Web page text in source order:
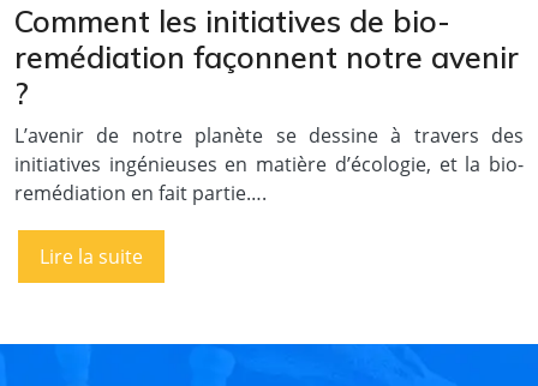
Comment les initiatives de bio-
remédiation façonnent notre avenir
?
L’avenir de notre planète se dessine à travers des
initiatives ingénieuses en matière d’écologie, et la bio-
remédiation en fait partie….
Lire la suite